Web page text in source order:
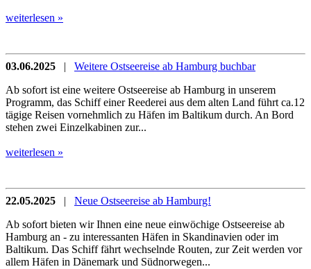
weiterlesen »
03.06.2025 | Weitere Ostseereise ab Hamburg buchbar
Ab sofort ist eine weitere Ostseereise ab Hamburg in unserem
Programm, das Schiff einer Reederei aus dem alten Land führt ca.12
tägige Reisen vornehmlich zu Häfen im Baltikum durch. An Bord
stehen zwei Einzelkabinen zur...
weiterlesen »
22.05.2025 | Neue Ostseereise ab Hamburg!
Ab sofort bieten wir Ihnen eine neue einwöchige Ostseereise ab
Hamburg an - zu interessanten Häfen in Skandinavien oder im
Baltikum. Das Schiff fährt wechselnde Routen, zur Zeit werden vor
allem Häfen in Dänemark und Südnorwegen...